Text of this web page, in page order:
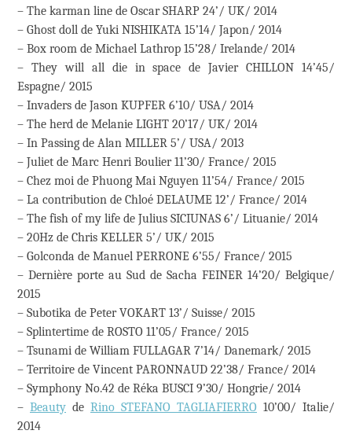
– The karman line de Oscar SHARP 24’/ UK/ 2014
– Ghost doll de Yuki NISHIKATA 15’14/ Japon/ 2014
– Box room de Michael Lathrop 15’28/ Irelande/ 2014
– They will all die in space de Javier CHILLON 14’45/
Espagne/ 2015
– Invaders de Jason KUPFER 6’10/ USA/ 2014
– The herd de Melanie LIGHT 20’17/ UK/ 2014
– In Passing de Alan MILLER 5’/ USA/ 2013
– Juliet de Marc Henri Boulier 11’30/ France/ 2015
– Chez moi de Phuong Mai Nguyen 11’54/ France/ 2015
– La contribution de Chloé DELAUME 12’/ France/ 2014
– The fish of my life de Julius SICIUNAS 6’/ Lituanie/ 2014
– 20Hz de Chris KELLER 5’/ UK/ 2015
– Golconda de Manuel PERRONE 6’55/ France/ 2015
– Dernière porte au Sud de Sacha FEINER 14’20/ Belgique/
2015
– Subotika de Peter VOKART 13’/ Suisse/ 2015
– Splintertime de ROSTO 11’05/ France/ 2015
– Tsunami de William FULLAGAR 7’14/ Danemark/ 2015
– Territoire de Vincent PARONNAUD 22’38/ France/ 2014
– Symphony No.42 de Réka BUSCI 9’30/ Hongrie/ 2014
– Beauty de Rino STEFANO TAGLIAFIERRO 10’00/ Italie/
2014